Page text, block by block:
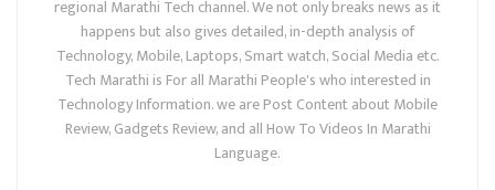
regional Marathi Tech channel. We not only breaks news as it
happens but also gives detailed, in-depth analysis of
Technology, Mobile, Laptops, Smart watch, Social Media etc.
Tech Marathi is For all Marathi People's who interested in
Technology Information. we are Post Content about Mobile
Review, Gadgets Review, and all How To Videos In Marathi
Language.